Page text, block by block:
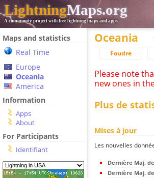
LightningMaps.org
A community project with free lightning maps and apps
Maps and statistics
Real Time
Europe
Oceania
America
Information
Apps
About
For Participants
Identifiant
Oceania
Foudre
Please note
new ones in
Plus de
Mises à jour
Les nouvelles
Dernière Maj.
Dernière Maj.